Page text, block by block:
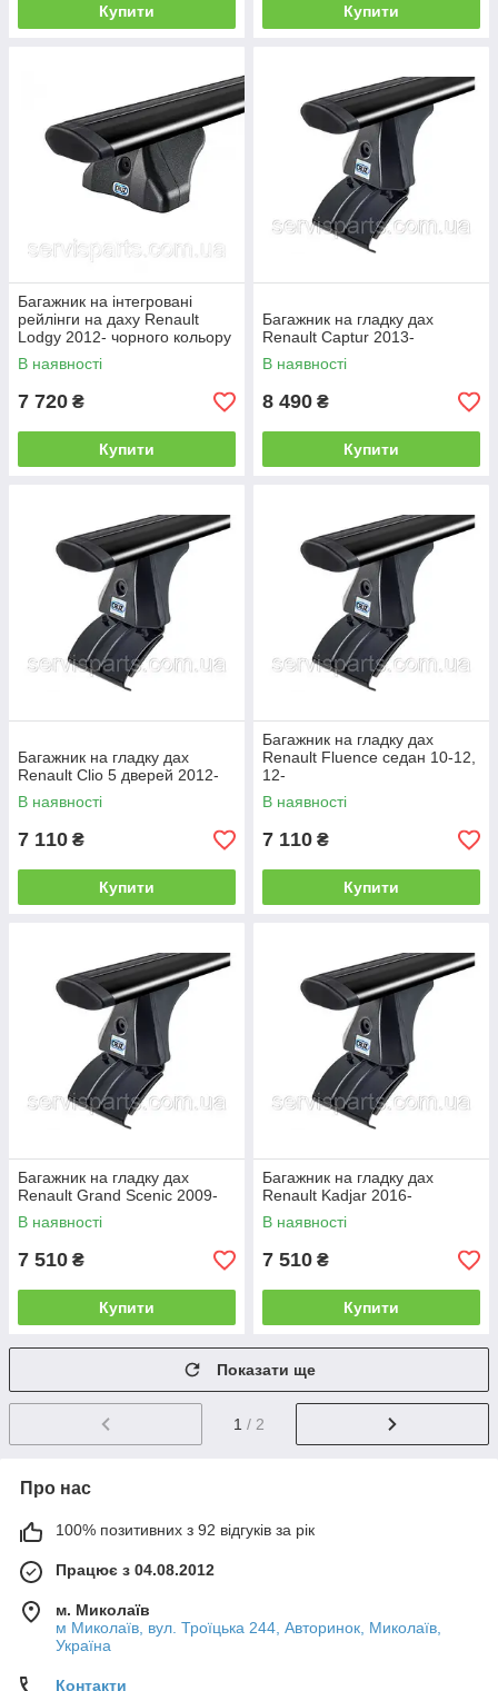
Купити Купити
Багажник на інтегровані
рейлінги на даху Renault
Lodgy 2012- чорного кольору
В наявності
7 720 ₴
Купити
Багажник на гладку дах
Renault Captur 2013-
В наявності
8 490 ₴
Купити
Багажник на гладку дах
Renault Clio 5 дверей 2012-
В наявності
7 110 ₴
Купити
Багажник на гладку дах
Renault Fluence седан 10-12,
12-
В наявності
7 110 ₴
Купити
Багажник на гладку дах
Renault Grand Scenic 2009-
В наявності
7 510 ₴
Купити
Багажник на гладку дах
Renault Kadjar 2016-
В наявності
7 510 ₴
Купити
Показати ще
1 / 2
Про нас
100% позитивних з 92 відгуків за рік
Працює з 04.08.2012
м. Миколаїв
м Миколаїв, вул. Троїцька 244, Авторинок, Миколаїв,
Україна
Контакти